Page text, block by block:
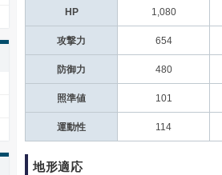
HP 1,080
攻撃力 654
防御力 480
照準値 101
運動性 114
地形適応